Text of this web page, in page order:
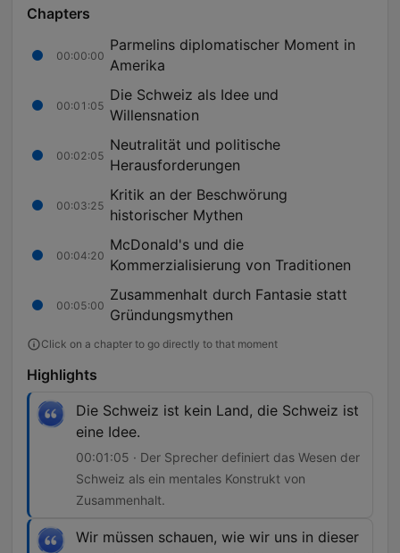
Chapters
00:00:00
Parmelins diplomatischer Moment in
Amerika
00:01:05
Die Schweiz als Idee und
Willensnation
00:02:05
Neutralität und politische
Herausforderungen
00:03:25
Kritik an der Beschwörung
historischer Mythen
00:04:20
McDonald's und die
Kommerzialisierung von Traditionen
00:05:00
Zusammenhalt durch Fantasie statt
Gründungsmythen
Click on a chapter to go directly to that moment
Highlights
Die Schweiz ist kein Land, die Schweiz ist
eine Idee.
00:01:05 · Der Sprecher definiert das Wesen der
Schweiz als ein mentales Konstrukt von
Zusammenhalt.
Wir müssen schauen, wie wir uns in dieser